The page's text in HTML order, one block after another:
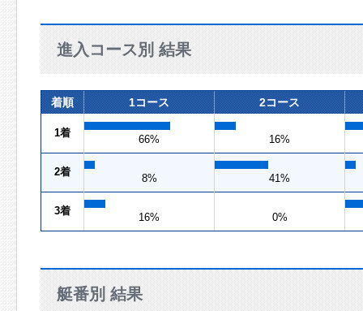
進入コース別 結果
着順 1コース 2コース
1着
66% 16%
2着
8% 41%
3着
16% 0%
艇番別 結果